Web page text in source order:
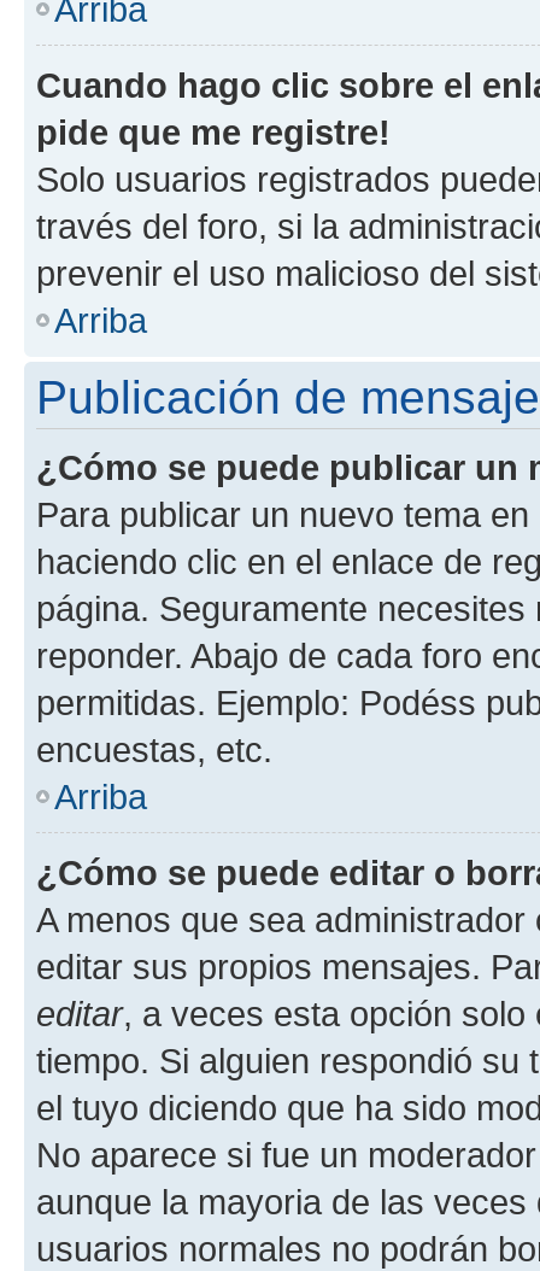
Arriba
Cuando hago clic sobre el
pide que me registre!
Solo usuarios registrados
través del foro, si la
prevenir el uso malicioso del
Arriba
Publicación de
¿Cómo se puede publicar un
Para publicar un nuevo tema
haciendo clic en el enlace de
página. Seguramente
reponder. Abajo de cada foro
permitidas. Ejemplo: Podéss
encuestas, etc.
Arriba
¿Cómo se puede editar o
A menos que sea
editar sus propios mensajes.
editar, a veces esta opción
tiempo. Si alguien respondió
el tuyo diciendo que ha sido
No aparece si fue un
aunque la mayoria de las
usuarios normales no podrán